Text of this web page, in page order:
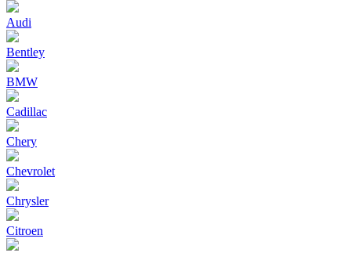
Audi
Bentley
BMW
Cadillac
Chery
Chevrolet
Chrysler
Citroen